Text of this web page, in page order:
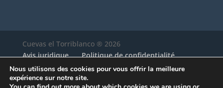
® 2026
Cuevas el Torriblanco
Avis juridique
Politique de confidentialité
Politique de cookies
Diseñado por
Nous utilisons des cookies pour vous offrir la meilleure
expérience sur notre site.